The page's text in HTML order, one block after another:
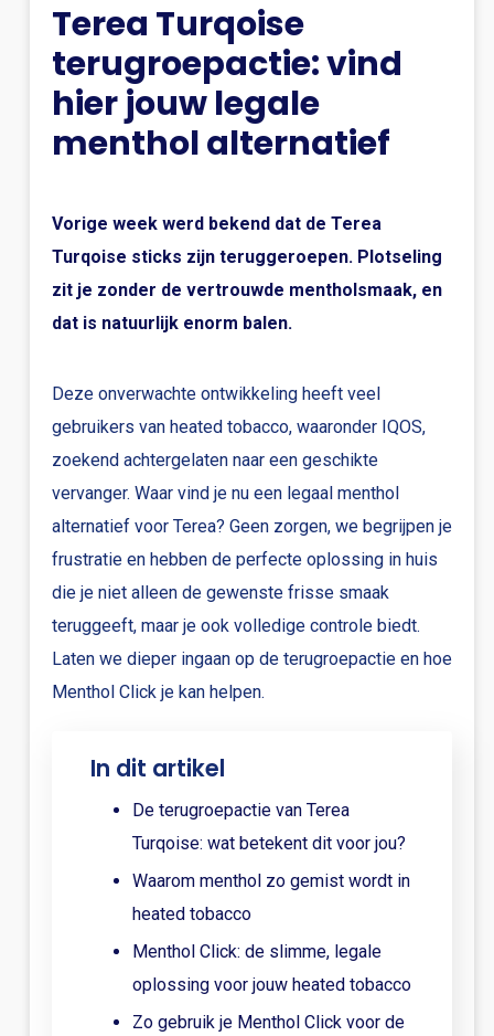
Terea Turqoise
terugroepactie: vind
hier jouw legale
menthol alternatief
Vorige week werd bekend dat de Terea
Turqoise sticks zijn teruggeroepen. Plotseling
zit je zonder de vertrouwde mentholsmaak, en
dat is natuurlijk enorm balen.
Deze onverwachte ontwikkeling heeft veel
gebruikers van heated tobacco, waaronder IQOS,
zoekend achtergelaten naar een geschikte
vervanger. Waar vind je nu een legaal menthol
alternatief voor Terea? Geen zorgen, we begrijpen je
frustratie en hebben de perfecte oplossing in huis
die je niet alleen de gewenste frisse smaak
teruggeeft, maar je ook volledige controle biedt.
Laten we dieper ingaan op de terugroepactie en hoe
Menthol Click je kan helpen.
In dit artikel
De terugroepactie van Terea
Turqoise: wat betekent dit voor jou?
Waarom menthol zo gemist wordt in
heated tobacco
Menthol Click: de slimme, legale
oplossing voor jouw heated tobacco
Zo gebruik je Menthol Click voor de